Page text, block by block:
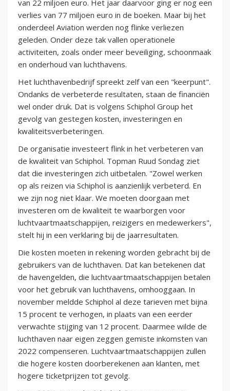
van 22 miljoen euro. Het jaar daarvoor ging er nog een
verlies van 77 miljoen euro in de boeken. Maar bij het
onderdeel Aviation werden nog flinke verliezen
geleden. Onder deze tak vallen operationele
activiteiten, zoals onder meer beveiliging, schoonmaak
en onderhoud van luchthavens.
Het luchthavenbedrijf spreekt zelf van een "keerpunt".
Ondanks de verbeterde resultaten, staan de financiën
wel onder druk. Dat is volgens Schiphol Group het
gevolg van gestegen kosten, investeringen en
kwaliteitsverbeteringen.
De organisatie investeert flink in het verbeteren van
de kwaliteit van Schiphol. Topman Ruud Sondag ziet
dat die investeringen zich uitbetalen. "Zowel werken
op als reizen via Schiphol is aanzienlijk verbeterd. En
we zijn nog niet klaar. We moeten doorgaan met
investeren om de kwaliteit te waarborgen voor
luchtvaartmaatschappijen, reizigers en medewerkers",
stelt hij in een verklaring bij de jaarresultaten.
Die kosten moeten in rekening worden gebracht bij de
gebruikers van de luchthaven. Dat kan betekenen dat
de havengelden, die luchtvaartmaatschappijen betalen
voor het gebruik van luchthavens, omhooggaan. In
november meldde Schiphol al deze tarieven met bijna
15 procent te verhogen, in plaats van een eerder
verwachte stijging van 12 procent. Daarmee wilde de
luchthaven naar eigen zeggen gemiste inkomsten van
2022 compenseren. Luchtvaartmaatschappijen zullen
die hogere kosten doorberekenen aan klanten, met
hogere ticketprijzen tot gevolg.